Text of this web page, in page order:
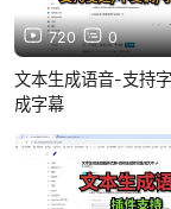
720 0
文本生成语音-支持
成字幕